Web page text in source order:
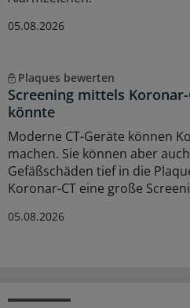
05.08.2026
Plaques bewerten
Screening mittels
könnte
Moderne CT-Geräte können
machen. Sie können aber
Gefäßschäden tief in die
Koronar-CT eine große
05.08.2026